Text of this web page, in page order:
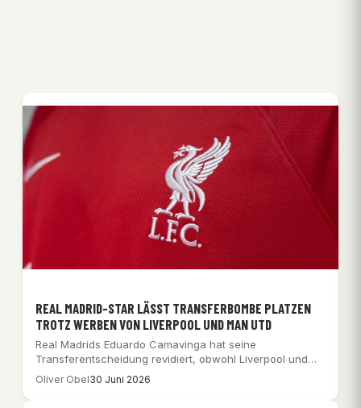
REAL MADRID-STAR LÄSST TRANSFERBOMBE PLATZEN
TROTZ WERBEN VON LIVERPOOL UND MAN UTD
Real Madrids Eduardo Camavinga hat seine
Transferentscheidung revidiert, obwohl Liverpool und
Man Utd ihn jagen,…
Oliver Obel30 Juni 2026